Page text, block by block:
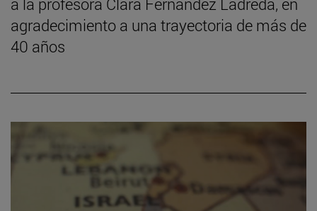
agradecimiento a una trayectoria de más de
40 años